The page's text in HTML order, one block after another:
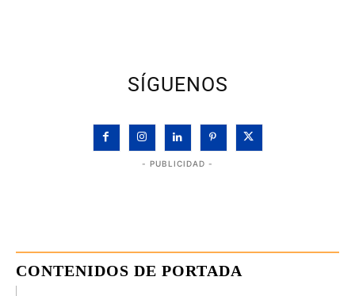
SÍGUENOS
- PUBLICIDAD -
CONTENIDOS DE PORTADA